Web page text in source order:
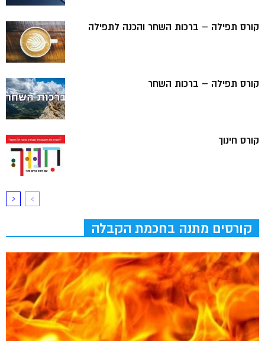
קורס תפילה – ברכות השחר והכנה לתפילה
קורס תפילה – ברכות השחר
קורס חינוך
קורסים מתנה בחכמת הקבלה